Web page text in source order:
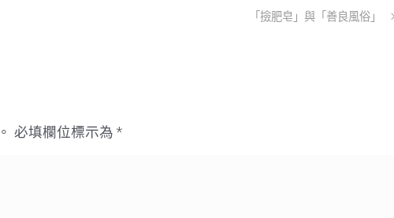
「撿肥皂」與「善良風俗」
必填欄位標示為 *